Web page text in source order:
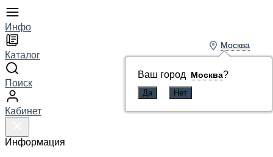
Инфо
Каталог
Поиск
Кабинет
Информация
Москва
Ваш город Москва?
Москва
Ваш город Москва?